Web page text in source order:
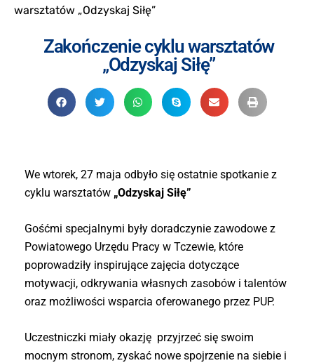
warsztatów „Odzyskaj Siłę”
Zakończenie cyklu warsztatów
„Odzyskaj Siłę”
We wtorek, 27 maja odbyło się ostatnie spotkanie z
cyklu warsztatów „Odzyskaj Siłę”
Gośćmi specjalnymi były doradczynie zawodowe z
Powiatowego Urzędu Pracy w Tczewie, które
poprowadziły inspirujące zajęcia dotyczące
motywacji, odkrywania własnych zasobów i talentów
oraz możliwości wsparcia oferowanego przez PUP.
Uczestniczki miały okazję przyjrzeć się swoim
mocnym stronom, zyskać nowe spojrzenie na siebie i